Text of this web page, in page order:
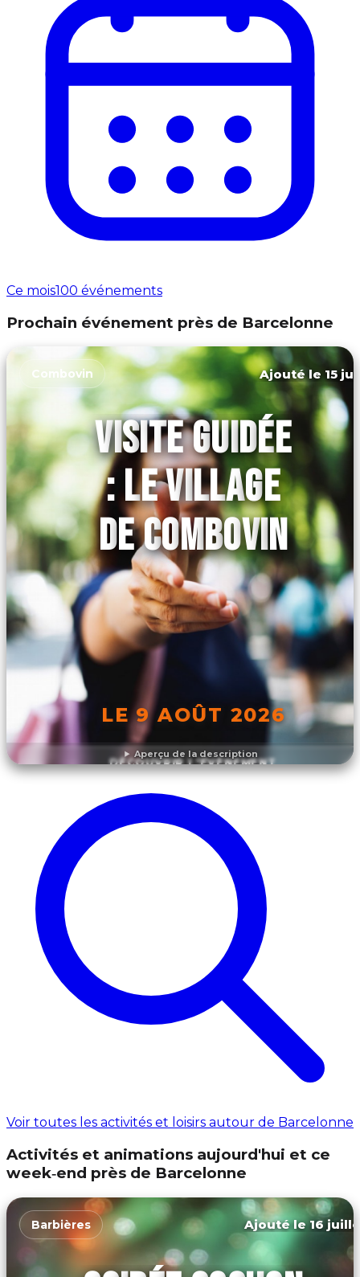
Ce mois100 événements
Prochain événement près de Barcelonne
Aperçu de la description
Combovin Ajouté le 15
VISITE GUIDÉE
: LE VILLAGE
DE COMBOVIN
LE 9 AOÛT 2026
DÉCOUVRIR L'ÉVÉNEMENT
Voir toutes les activités et loisirs autour de Barcelonne
Activités et animations aujourd'hui et ce
week‑end près de Barcelonne
Barbières Ajouté le 16